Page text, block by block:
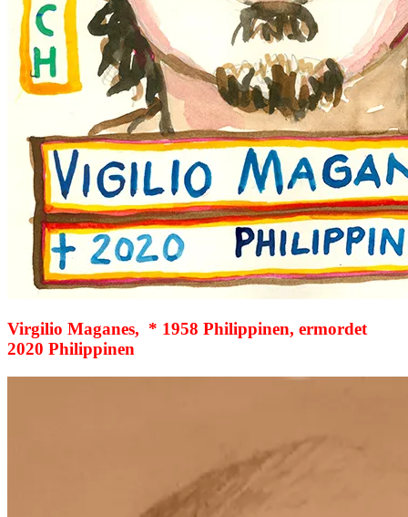
Virgilio Maganes, * 1958 Philippinen, ermordet
2020 Philippinen